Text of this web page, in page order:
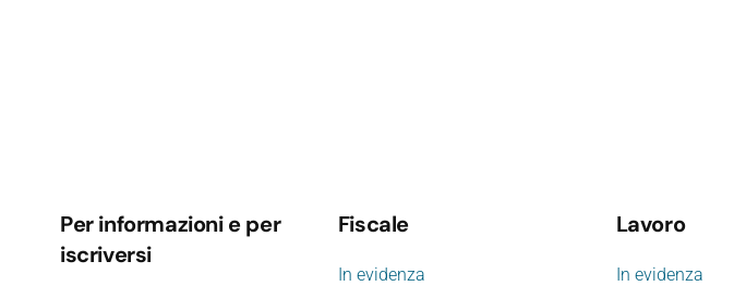
Per informazioni e per
iscriversi
Fiscale
In evidenza
Lavoro
In evidenza